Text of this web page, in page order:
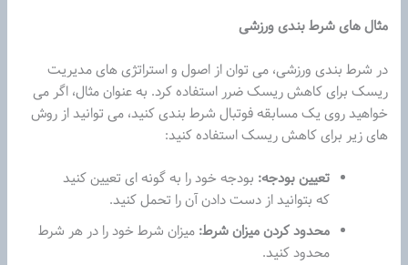
مثال های شرط بندی ورزشی
در شرط بندی ورزشی، می توان از اصول و استراتژی های مدیریت
ریسک برای کاهش ریسک ضرر استفاده کرد. به عنوان مثال، اگر می
خواهید روی یک مسابقه فوتبال شرط بندی کنید، می توانید از روش
های زیر برای کاهش ریسک استفاده کنید:
تعیین بودجه: بودجه خود را به گونه ای تعیین کنید
که بتوانید از دست دادن آن را تحمل کنید.
محدود کردن میزان شرط: میزان شرط خود را در هر شرط
محدود کنید.